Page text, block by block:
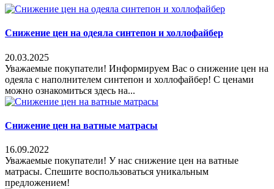
Снижение цен на одеяла синтепон и холлофайбер
20.03.2025
Уважаемые покупатели! Информируем Вас о снижение цен на
одеяла с наполнителем синтепон и холлофайбер! С ценами
можно ознакомиться здесь на...
Снижение цен на ватные матрасы
16.09.2022
Уважаемые покупатели! У нас снижение цен на ватные
матрасы. Спешите воспользоваться уникальным
предложением!